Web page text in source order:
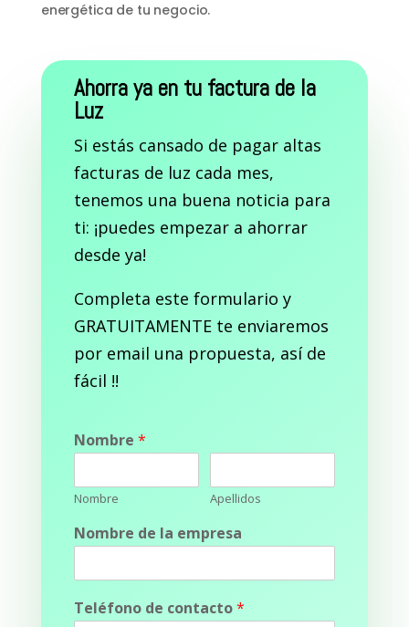
energética de tu negocio.
Ahorra ya en tu factura de la
Luz
Si estás cansado de pagar altas
facturas de luz cada mes,
tenemos una buena noticia para
ti: ¡puedes empezar a ahorrar
desde ya!
Completa este formulario y
GRATUITAMENTE te enviaremos
por email una propuesta, así de
fácil !!
Nombre *
Nombre Apellidos
Nombre de la empresa
Teléfono de contacto*